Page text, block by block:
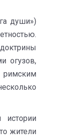
души»)
огузов,
истории
жители